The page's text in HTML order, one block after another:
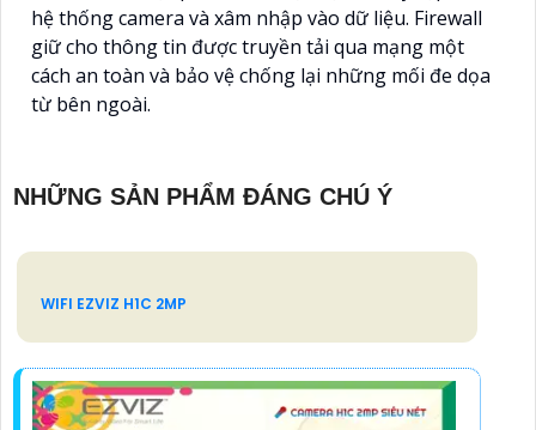
hệ thống camera và xâm nhập vào dữ liệu. Firewall
giữ cho thông tin được truyền tải qua mạng một
cách an toàn và bảo vệ chống lại những mối đe dọa
từ bên ngoài.
NHỮNG SẢN PHẨM ĐÁNG CHÚ Ý
WIFI EZVIZ H1C 2MP